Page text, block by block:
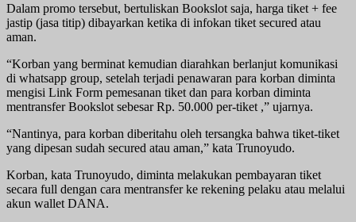
Dalam promo tersebut, bertuliskan Bookslot saja, harga tiket + fee
jastip (jasa titip) dibayarkan ketika di infokan tiket secured atau
aman.
“Korban yang berminat kemudian diarahkan berlanjut komunikasi
di whatsapp group, setelah terjadi penawaran para korban diminta
mengisi Link Form pemesanan tiket dan para korban diminta
mentransfer Bookslot sebesar Rp. 50.000 per-tiket ,” ujarnya.
“Nantinya, para korban diberitahu oleh tersangka bahwa tiket-tiket
yang dipesan sudah secured atau aman,” kata Trunoyudo.
Korban, kata Trunoyudo, diminta melakukan pembayaran tiket
secara full dengan cara mentransfer ke rekening pelaku atau melalui
akun wallet DANA.